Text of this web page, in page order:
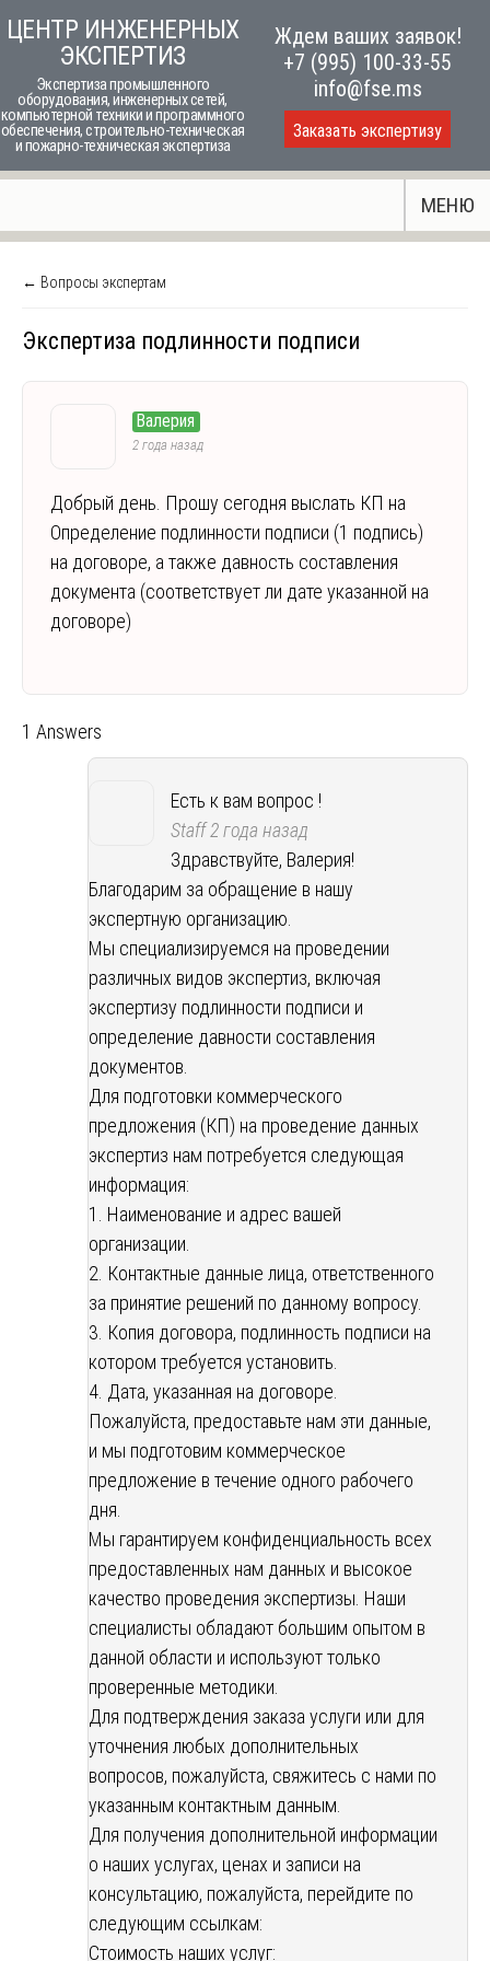
to
content
ЦЕНТР ИНЖЕНЕРНЫХ
ЭКСПЕРТИЗ
Экспертиза промышленного
оборудования, инженерных сетей,
компьютерной техники и программного
обеспечения, строительно-техническая
и пожарно-техническая экспертиза
Ждем ваших заявок!
+7 (995) 100-33-55
info@fse.ms
Заказать экспертизу
МЕНЮ
← Вопросы экспертам
Экспертиза подлинности подписи
Валерия
2 года назад
Добрый день. Прошу сегодня выслать КП на
Определение подлинности подписи (1 подпись)
на договоре, а также давность составления
документа (соответствует ли дате указанной на
договоре)
1 Answers
Есть к вам вопрос !
Staff2 года назад
Здравствуйте, Валерия!
Благодарим за обращение в нашу
экспертную организацию.
Мы специализируемся на проведении
различных видов экспертиз, включая
экспертизу подлинности подписи и
определение давности составления
документов.
Для подготовки коммерческого
предложения (КП) на проведение данных
экспертиз нам потребуется следующая
информация:
1. Наименование и адрес вашей
организации.
2. Контактные данные лица, ответственного
за принятие решений по данному вопросу.
3. Копия договора, подлинность подписи на
котором требуется установить.
4. Дата, указанная на договоре.
Пожалуйста, предоставьте нам эти данные,
и мы подготовим коммерческое
предложение в течение одного рабочего
дня.
Мы гарантируем конфиденциальность всех
предоставленных нам данных и высокое
качество проведения экспертизы. Наши
специалисты обладают большим опытом в
данной области и используют только
проверенные методики.
Для подтверждения заказа услуги или для
уточнения любых дополнительных
вопросов, пожалуйста, свяжитесь с нами по
указанным контактным данным.
Для получения дополнительной информации
о наших услугах, ценах и записи на
консультацию, пожалуйста, перейдите по
следующим ссылкам:
Стоимость наших услуг: